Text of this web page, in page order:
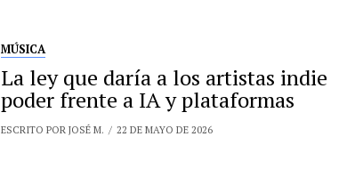
MÚSICA
La ley que daría a los artistas indie
poder frente a IA y plataformas
ESCRITO POR JOSÉ M. 22 DE MAYO DE 2026